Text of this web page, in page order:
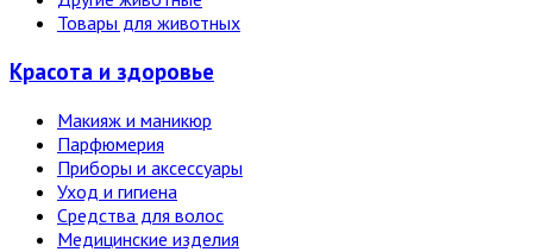
Товары для животных
Красота и здоровье
Макияж и маникюр
Парфюмерия
Приборы и аксессуары
Уход и гигиена
Средства для волос
Медицинские изделия